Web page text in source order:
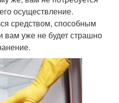
осуществление.
средством, способным
вам уже не будет страшно